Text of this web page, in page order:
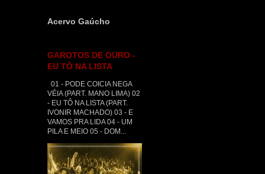
Acervo Gaúcho
GAROTOS DE OURO -
EU TÔ NA LISTA
01 - PODE COICIA NEGA
VÉIA (PART. MANO LIMA) 02
- EU TÔ NA LISTA (PART.
IVONIR MACHADO) 03 - E
VAMOS PRA LIDA 04 - UM
PILA E MEIO 05 - DOM...